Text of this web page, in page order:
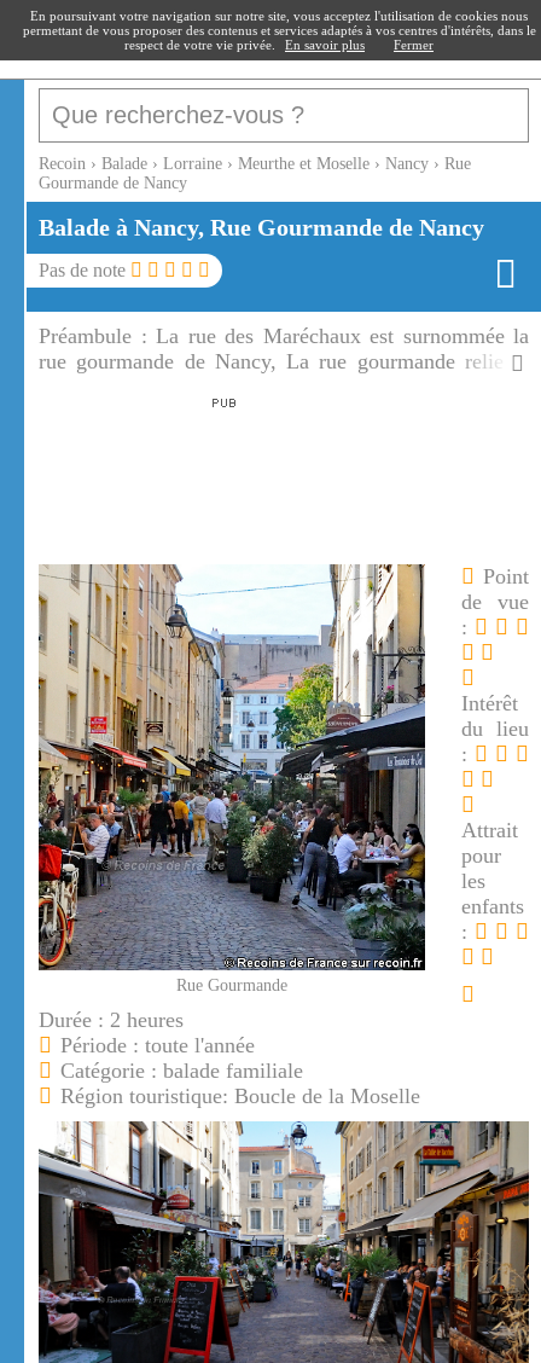
recoin.fr
Recoin › Balade › Lorraine › Meurthe et Moselle › Nancy › Rue
Gourmande de Nancy
Balade à Nancy, Rue Gourmande de Nancy
Pas de note
Préambule : La rue des Maréchaux est surnommée la
rue gourmande de Nancy, La rue gourmande relie la
Rue Gourmande
Point
de vue
:
Intérêt
du lieu
:
Attrait
pour
les
enfants
:
Durée : 2 heures
Période : toute l'année
Catégorie : balade familiale
Région touristique: Boucle de la Moselle
En poursuivant votre navigation sur notre site, vous acceptez l'utilisation de cookies nous
permettant de vous proposer des contenus et services adaptés à vos centres d'intérêts, dans le
respect de votre vie privée.
En savoir plus Fermer